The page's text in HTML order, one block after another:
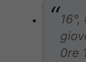
0re